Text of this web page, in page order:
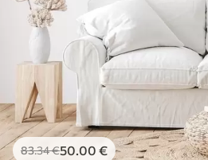
83.34€50.00 €